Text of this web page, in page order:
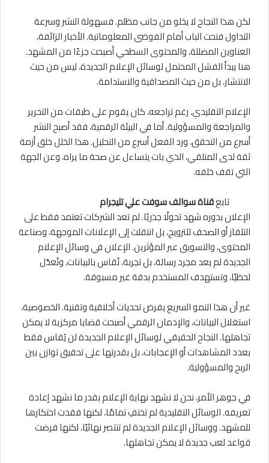
لكن هذا النجاح لا يخلو من جانب مظلم. فسهولة النشر وسرعة
التداول فتحت الباب أمام الفوضى المعلوماتية. الأخبار الزائفة،
العناوين المضللة، والمحتوى السطحي أصبحت جزءًا من المشهد.
هنا يبدأ الفشل المحتمل لوسائل الإعلام الجديدة، ليس من حيث
الانتشار، بل من حيث المصداقية والاستدامة.
الإعلام التقليدي، رغم تراجعه، كان يقوم على طبقات من التحرير
والمراجعة والمسؤولية. أما في البيئة الرقمية، فقد أصبح النشر
أسرع من التحقق، ورد الفعل أسرع من التحليل. هذا الخلل خلق أزمة
ثقة لدى المتلقي، الذي بات يتساءل عن صحة ما يراه، وعن الجهة
التي تقف خلفه.
تابعقناة سوالف سوفت علي تليجرام
الإعلان بدوره شهد تحولًا جذريًا. لم تعد الشركات تعتمد فقط على
التلفاز أو الصحف للترويج، بل انتقلت إلى الإعلانات الموجهة، وصناعة
المحتوى، والتسويق عبر المؤثرين. الإعلان في وسائل الإعلام
الجديدة لم يعد مجرد رسالة، بل تجربة، تُقاس بالبيانات، وتُعدّل
لحظيًا، وتستهدف المستخدم بدقة غير مسبوقة.
غير أن هذا النمو السريع يفرض تحديات أخلاقية وتقنية. الخصوصية،
استغلال البيانات، والإدمان الرقمي أصبحت قضايا مركزية لا يمكن
تجاهلها. النجاح الحقيقي لوسائل الإعلام الجديدة لن يُقاس فقط
بعدد المشاهدات أو الإعجابات، بل بقدرتها على تحقيق توازن بين
الربح والمسؤولية.
في جوهر الأمر، نحن لا نشهد نهاية الإعلام بقدر ما نشهد إعادة
تعريفه. الوسائل التقليدية لم تختفِ تمامًا، لكنها فقدت احتكارها
للمشهد. ووسائل الإعلام الجديدة لم تنتصر نهائيًا، لكنها فرضت
قواعد لعب جديدة لا يمكن تجاهلها.